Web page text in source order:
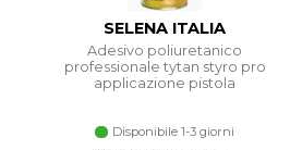
SELENA ITALIA
Adesivo poliuretanico
professionale tytan styro pro
applicazione pistola
Disponibile 1-3 giorni